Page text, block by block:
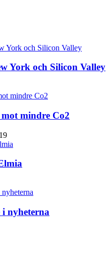
York och Silicon Valley
mindre Co2
i nyheterna